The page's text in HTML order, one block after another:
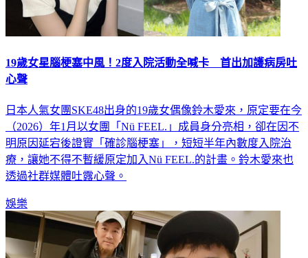
19歲女星腦梗塞中風！2度入院活動全喊卡 首出加護病房吐
心聲
日本人氣女團SKE48出身的19歲女偶像鈴木愛來，原定要在今
（2026）年1月以女團「Nü FEEL.」成員身分亮相，卻在因不
明原因延宕後證實「確診腦梗塞」，短短半年內數度入院治
療，讓她不得不暫緩原定加入Nü FEEL.的計畫。鈴木愛來也
透過社群媒體吐露心聲。
娛樂